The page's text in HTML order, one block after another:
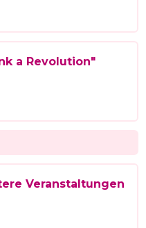
a Revolution"
Veranstaltungen